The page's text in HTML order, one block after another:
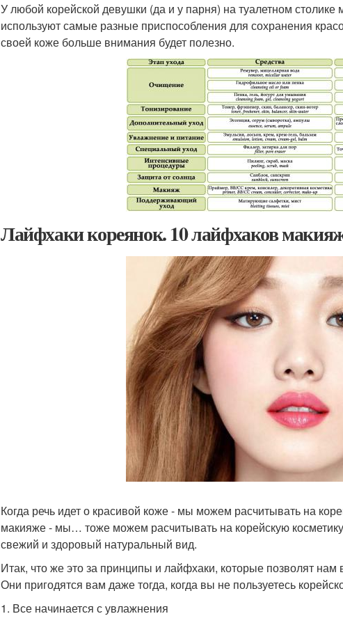
У любой корейской девушки (да и у парня) на туалетном столике
используют самые разные приспособления для сохранения
своей коже больше внимания будет полезно.
Лайфхаки кореянок. 10 лайфхаков
Когда речь идет о красивой коже - мы можем расчитывать на
макияже - мы… тоже можем расчитывать на корейскую
свежий и здоровый натуральный вид.
Итак, что же это за принципы и лайфхаки, которые позволят
Они пригодятся вам даже тогда, когда вы не пользуетесь
1. Все начинается с увлажнения